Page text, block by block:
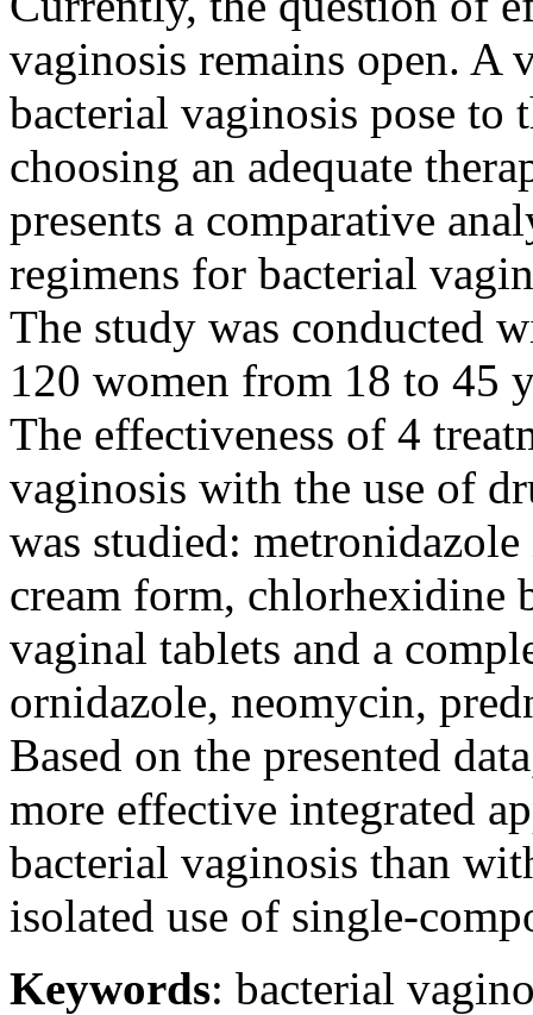
vaginosis remains open. A
bacterial vaginosis pose
choosing an adequate
presents a comparative
regimens for bacterial
The study was conducted
120 women from 18 to 45
The effectiveness of 4
vaginosis with the use of
was studied:
cream form, chlorhexidine
vaginal tablets and a
ornidazole, neomycin,
Based on the presented
more effective integrated
bacterial vaginosis than
isolated use of single-
Keywords: bacterial